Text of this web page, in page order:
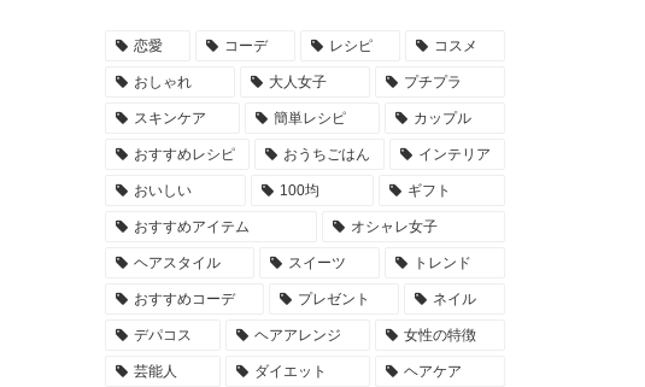
恋愛 コーデ レシピ コスメ
おしゃれ 大人女子 プチプラ
スキンケア 簡単レシピ カップル
おすすめレシピ おうちごはん インテリア
おいしい 100均 ギフト
おすすめアイテム オシャレ女子
ヘアスタイル スイーツ トレンド
おすすめコーデ プレゼント ネイル
デパコス ヘアアレンジ 女性の特徴
芸能人 ダイエット ヘアケア